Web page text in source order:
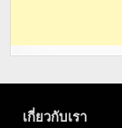
เกี่ยวกับเรา